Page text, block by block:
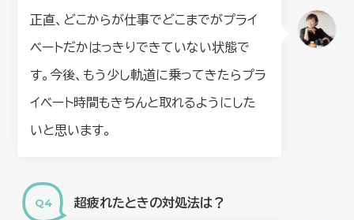
正直、どこからが仕事でどこまでがプライ
ベートだかはっきりできていない状態で
す。今後、もう少し軌道に乗ってきたらプラ
イベート時間もきちんと取れるようにした
いと思います。
超疲れたときの対処法は？